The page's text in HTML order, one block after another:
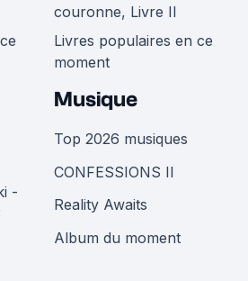
couronne, Livre II
Livres populaires en ce
moment
-
Musique
Top 2026 musiques
CONFESSIONS II
Reality Awaits
Album du moment